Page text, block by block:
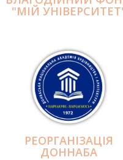
"МІЙ
РЕОРГАНІЗАЦІЯ
ДОННАБА